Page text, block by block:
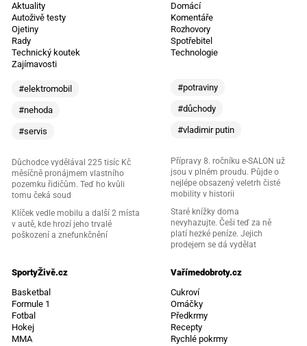
Aktuality
Autoživě testy
Ojetiny
Rady
Technický koutek
Zajímavosti
#elektromobil
#nehoda
#servis
Důchodce vydělával 225 tisíc Kč
měsíčně pronájmem vlastního
pozemku řidičům. Teď ho kvůli
tomu čeká soud
Klíček vedle mobilu a další 2 místa
v autě, kde hrozí jeho trvalé
poškození a znefunkčnění
Domácí
Komentáře
Rozhovory
Spotřebitel
Technologie
#potraviny
#důchody
#vladimir putin
Přípravy 8. ročníku e-SALON už
jsou v plném proudu. Půjde o
nejlépe obsazený veletrh čisté
mobility v historii
Staré knížky doma
nevyhazujte. Češi teď za ně
platí hezké peníze. Jejich
prodejem se dá vydělat
SportyŽivě.cz
Basketbal
Formule 1
Fotbal
Hokej
MMA
Vařímedobroty.cz
Cukroví
Omáčky
Předkrmy
Recepty
Rychlé pokrmy